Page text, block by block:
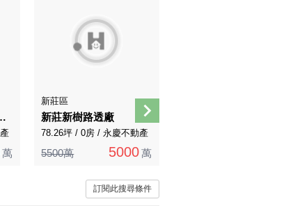
區稀有店面釋出
萬
新莊區
新莊新樹路透廠
78.26坪 / 0房 / 永慶不動產
5500萬 5000 萬
訂閱此搜尋條件